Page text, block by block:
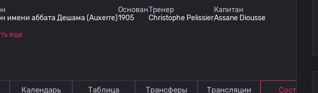
имени аббата Дешама (Auxerre)
Основан
1905
Тренер
Christophe Pelissier
Капитан
Assane Diousse
еще
Календарь Таблица Трансферы Трансляции Состав
Париж ФК